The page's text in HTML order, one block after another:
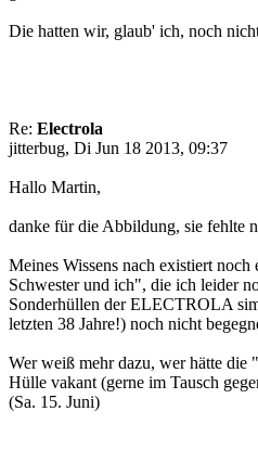
Die hatten wir, glaub' ich, noch
Re: Electrola
jitterbug, Di Jun 18 2013, 09:37
Hallo Martin,
danke für die Abbildung, sie fehlte
Meines Wissens nach existiert
Schwester und ich", die ich leider
Sonderhüllen der ELECTROLA
letzten 38 Jahre!) noch nicht
Wer weiß mehr dazu, wer hätte die
Hülle vakant (gerne im Tausch
(Sa. 15. Juni)